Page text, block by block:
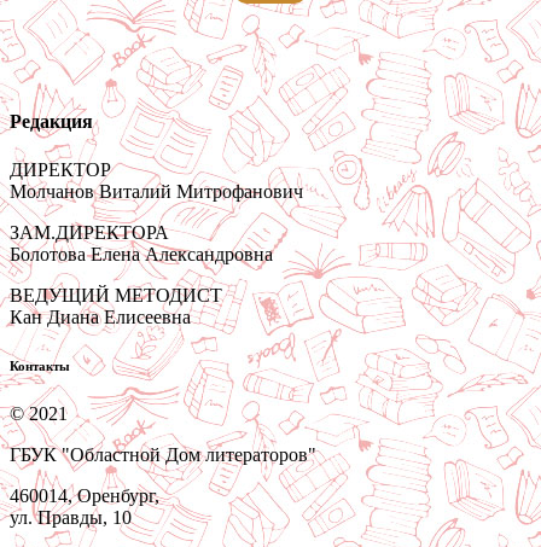
Редакция
ДИРЕКТОР
Молчанов Виталий Митрофанович
ЗАМ.ДИРЕКТОРА
Болотова Елена Александровна
ВЕДУЩИЙ МЕТОДИСТ
Кан Диана Елисеевна
Контакты
© 2021
ГБУК "Областной Дом литераторов"
460014, Оренбург,
ул. Правды, 10